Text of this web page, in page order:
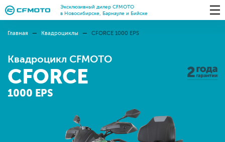
Эксклюзивный дилер CFMOTO
в Новосибирске, Барнауле и Бийске
Главная Квадроциклы СFORCE 1000 EPS
Квадроцикл CFMOTO
CFORCE
1000 EPS